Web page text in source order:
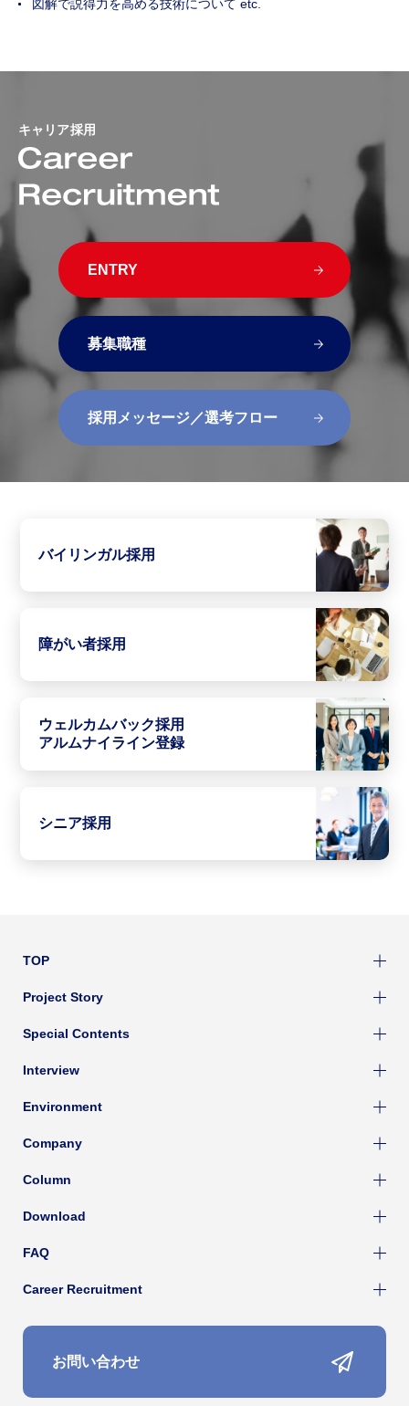
図解で説得力を高める技術について etc.
キャリア採用
ENTRY
募集職種
採用メッセージ／選考フロー
バイリンガル採用
障がい者採用
ウェルカムバック採用
アルムナイライン登録
シニア採用
TOP
Project Story
Special Contents
Interview
Environment
Company
Column
Download
FAQ
Career Recruitment
お問い合わせ